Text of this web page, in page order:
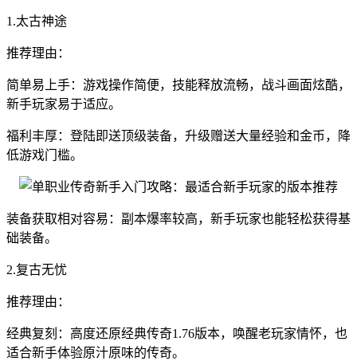
1.太古神途
推荐理由：
简单易上手：游戏操作简便，技能释放流畅，战斗画面炫酷，
新手玩家易于适应。
福利丰厚：登陆即送顶级装备，升级赠送大量经验和金币，降
低游戏门槛。
装备获取相对容易：副本爆率较高，新手玩家也能轻松获得基
础装备。
2.复古无忧
推荐理由：
经典复刻：高度还原经典传奇1.76版本，唤醒老玩家情怀，也
适合新手体验原汁原味的传奇。